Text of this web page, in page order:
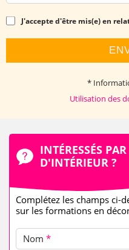
J'accepte d'être mis(e) en
*
Utilisation des
INTÉRESSÉS
D'INTÉRIEUR ?
Complétez les champs ci-
sur les formations en
Nom *